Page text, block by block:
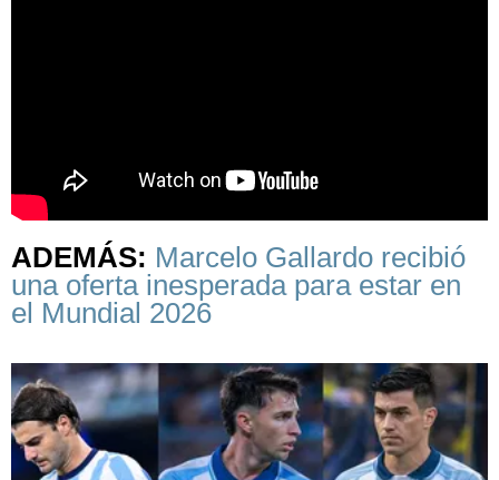
ADEMÁS: Marcelo Gallardo recibió
una oferta inesperada para estar en
el Mundial 2026